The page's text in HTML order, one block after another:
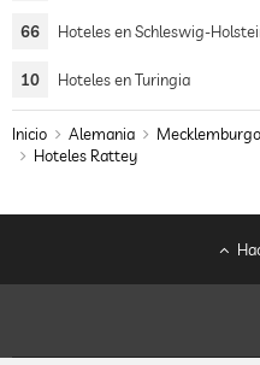
66 Hoteles en Schleswig-
10 Hoteles en Turingia
Inicio Alemania
Hoteles Rattey